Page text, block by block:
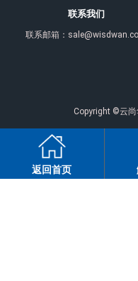
联系我们
联系邮箱：
Copyright ©云尚
返回首页